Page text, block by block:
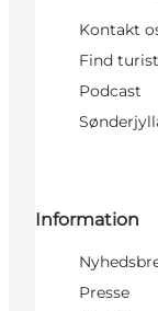
Kontakt
Find
Podcast
Information
Presse